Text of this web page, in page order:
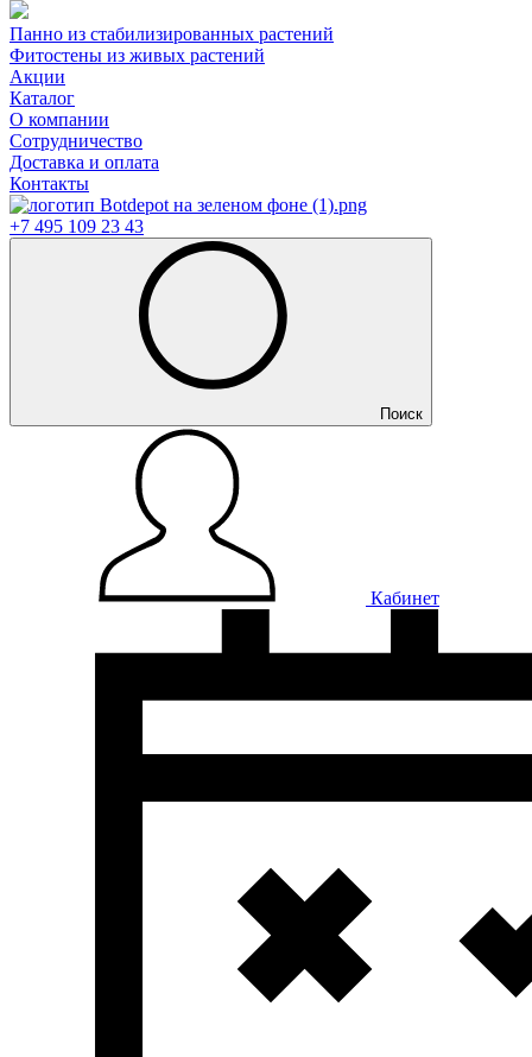
Панно из стабилизированных растений
Фитостены из живых растений
Акции
Каталог
О компании
Сотрудничество
Доставка и оплата
Контакты
+7 495 109 23 43
Поиск
Кабинет